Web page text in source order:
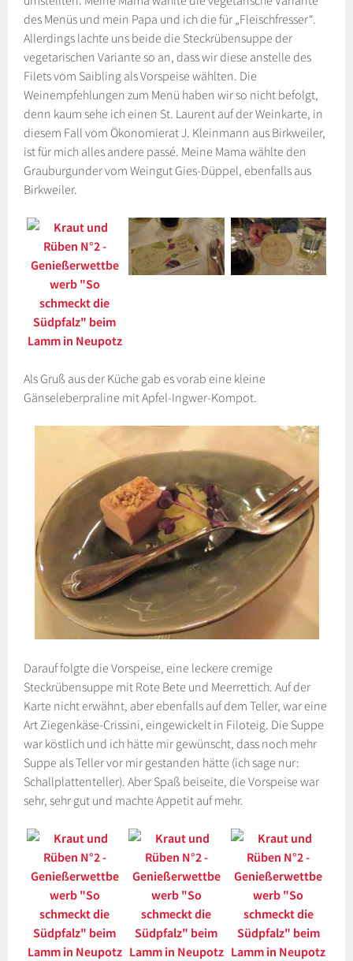
des Menüs und mein Papa und ich die für „Fleischfresser“.
Allerdings lachte uns beide die Steckrübensuppe der
vegetarischen Variante so an, dass wir diese anstelle des
Filets vom Saibling als Vorspeise wählten. Die
Weinempfehlungen zum Menü haben wir so nicht befolgt,
denn kaum sehe ich einen St. Laurent auf der Weinkarte, in
diesem Fall vom Ökonomierat J. Kleinmann aus Birkweiler,
ist für mich alles andere passé. Meine Mama wählte den
Grauburgunder vom Weingut Gies-Düppel, ebenfalls aus
Birkweiler.
Als Gruß aus der Küche gab es vorab eine kleine
Gänseleberpraline mit Apfel-Ingwer-Kompot.
Darauf folgte die Vorspeise, eine leckere cremige
Steckrübensuppe mit Rote Bete und Meerrettich. Auf der
Karte nicht erwähnt, aber ebenfalls auf dem Teller, war eine
Art Ziegenkäse-Crissini, eingewickelt in Filoteig. Die Suppe
war köstlich und ich hätte mir gewünscht, dass noch mehr
Suppe als Teller vor mir gestanden hätte (ich sage nur:
Schallplattenteller). Aber Spaß beiseite, die Vorspeise war
sehr, sehr gut und machte Appetit auf mehr.